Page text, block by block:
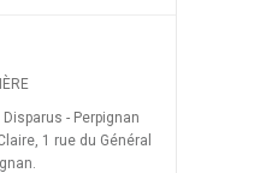
ayant
de la
et
après le 19
1962, 26
- Perpignan
1 rue du Général